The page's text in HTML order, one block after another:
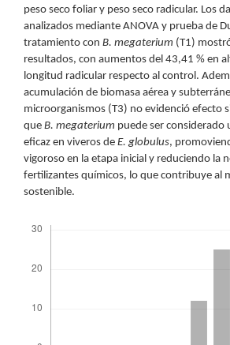
peso seco foliar y peso seco radicular. Los
analizados mediante ANOVA y prueba de
tratamiento con B. megaterium (T1)
resultados, con aumentos del 43,41 % en
longitud radicular respecto al control.
acumulación de biomasa aérea y
microorganismos (T3) no evidenció efecto
que B. megaterium puede ser
eficaz en viveros de E. globulus,
vigoroso en la etapa inicial y reduciendo la
fertilizantes químicos, lo que contribuye al
sostenible.